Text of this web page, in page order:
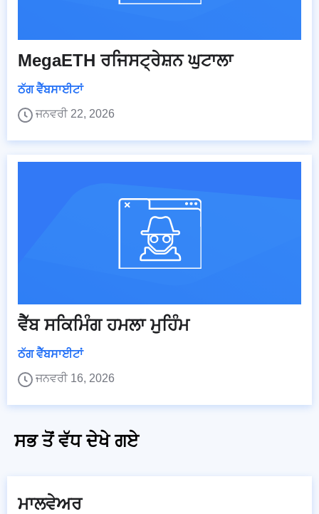
MegaETH ਰਜਿਸਟ੍ਰੇਸ਼ਨ ਘੁਟਾਲਾ
ਠੱਗ ਵੈੱਬਸਾਈਟਾਂ
ਜਨਵਰੀ 22, 2026
ਵੈੱਬ ਸਕਿਮਿੰਗ ਹਮਲਾ ਮੁਹਿੰਮ
ਠੱਗ ਵੈੱਬਸਾਈਟਾਂ
ਜਨਵਰੀ 16, 2026
ਸਭ ਤੋਂ ਵੱਧ ਦੇਖੇ ਗਏ
ਮਾਲਵੇਅਰ